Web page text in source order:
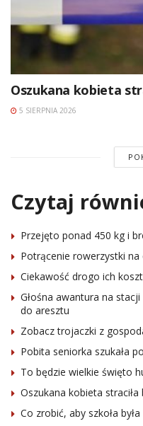
Oszukana kobieta
5 SIERPNIA 2026
Czytaj
Przejęto ponad 450 kg i
Potrącenie rowerzystki
Ciekawość drogo ich
Głośna awantura na
do aresztu
Zobacz trojaczki z
Pobita seniorka szukała
To będzie wielkie święto
Oszukana kobieta straciła
Co zrobić, aby szkoła